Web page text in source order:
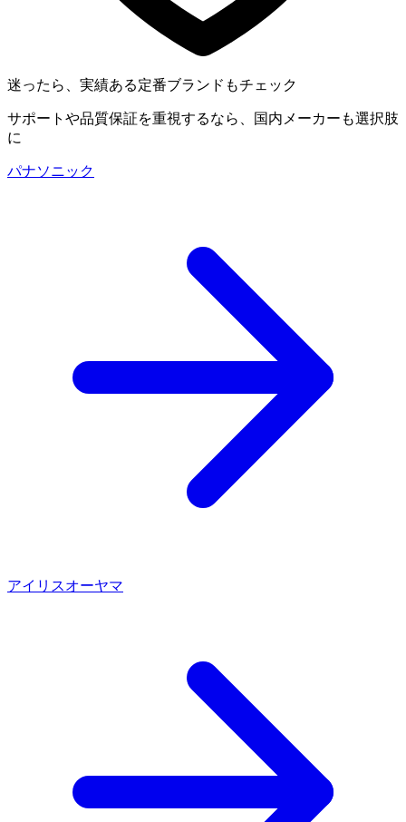
迷ったら、実績ある定番ブランドもチェック
サポートや品質保証を重視するなら、国内メーカーも選択肢
に
パナソニック
アイリスオーヤマ